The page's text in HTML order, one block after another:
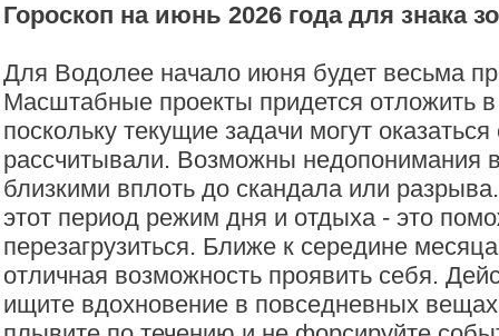
Гороскоп на июнь 2026 года для знака
Для Водолее начало июня будет весьма
Масштабные проекты придется отложить
поскольку текущие задачи могут
рассчитывали. Возможны недопонимания
близкими вплоть до скандала или
этот период режим дня и отдыха - это
перезагрузиться. Ближе к середине
отличная возможность проявить себя.
ищите вдохновение в повседневных